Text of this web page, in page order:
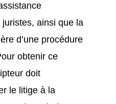
ainsi que la
d’une procédure
obtenir ce
doit
le litige à la